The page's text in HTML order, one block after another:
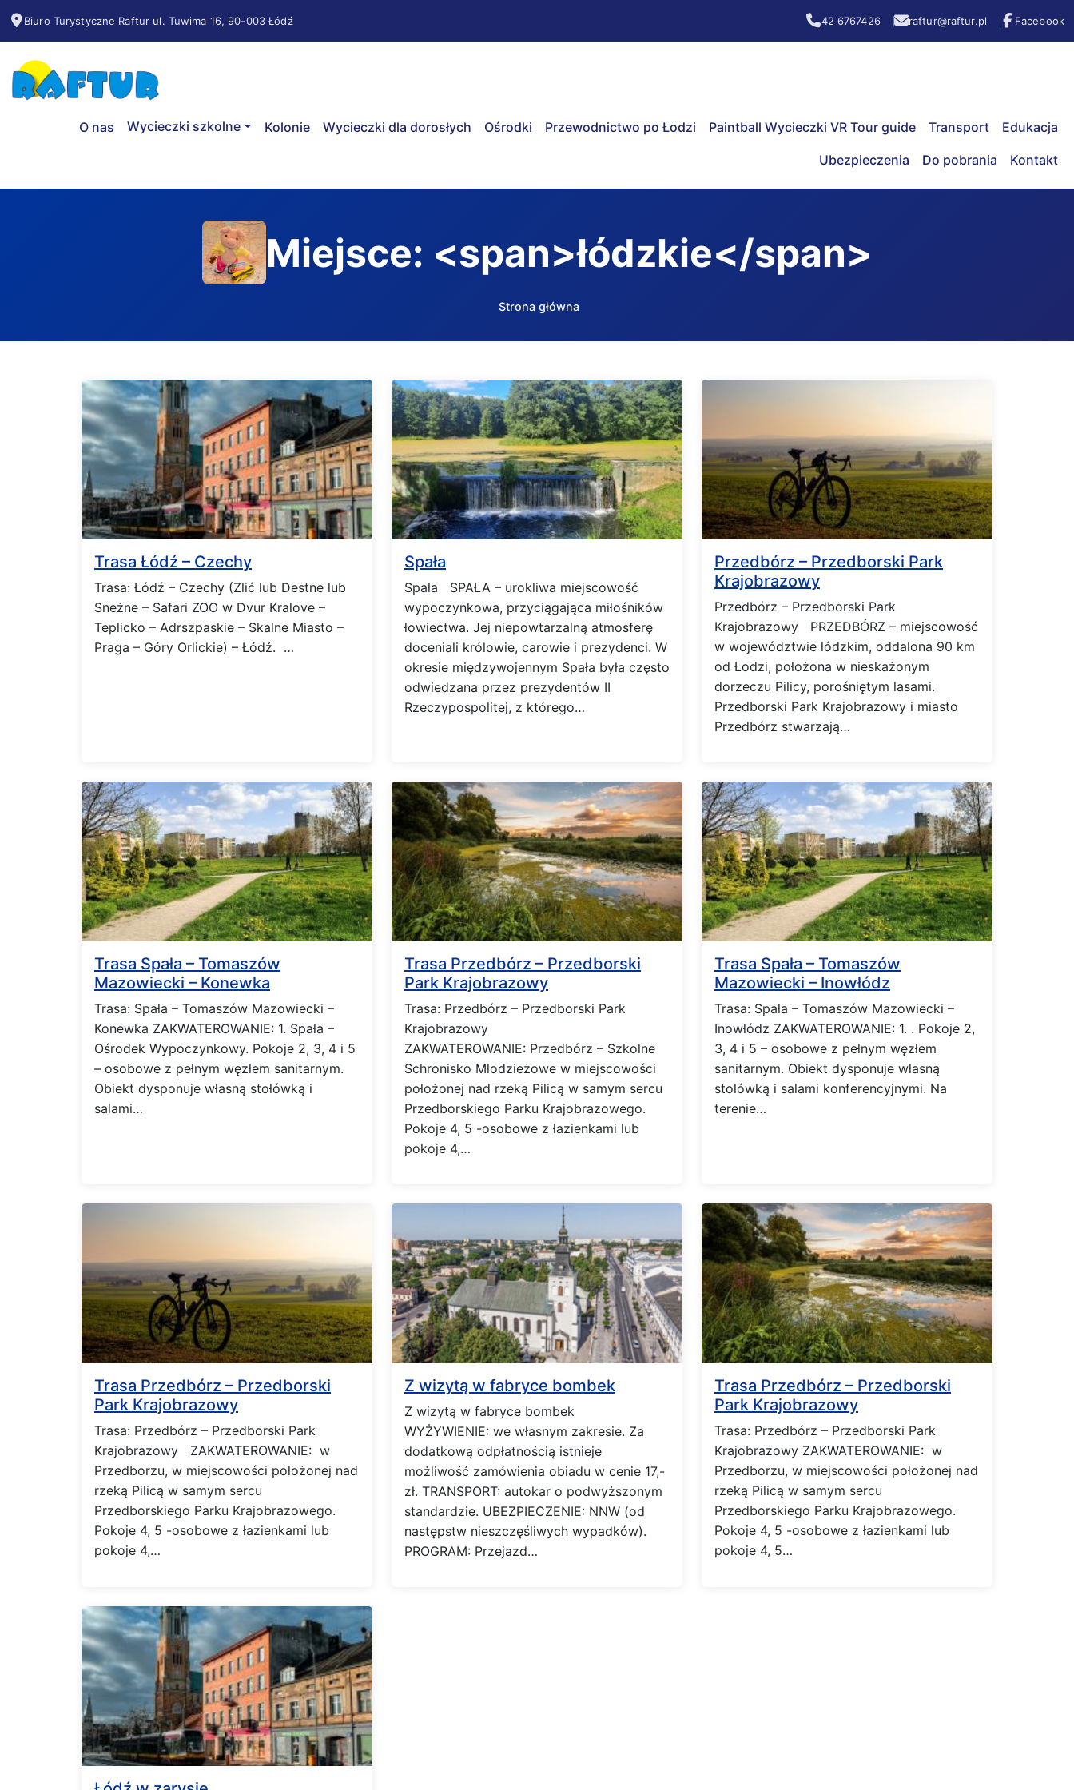
Biuro Turystyczne Raftur ul. Tuwima 16, 90-003 Łódź 42 6767426 raftur@raftur.pl Facebook
O nas Wycieczki szkolne Kolonie Wycieczki dla dorosłych Ośrodki Przewodnictwo po Łodzi Paintball Wycieczki VR Tour guide Transport Edukacja
Ubezpieczenia Do pobrania Kontakt
Miejsce: <span>łódzkie</span>
Strona główna
Trasa Łódź – Czechy
Trasa: Łódź – Czechy (Zlić lub Destne lub
Sneżne – Safari ZOO w Dvur Kralove –
Teplicko – Adrszpaskie – Skalne Miasto –
Praga – Góry Orlickie) – Łódź. …
Spała
Spała SPAŁA – urokliwa miejscowość
wypoczynkowa, przyciągająca miłośników
łowiectwa. Jej niepowtarzalną atmosferę
doceniali królowie, carowie i prezydenci. W
okresie międzywojennym Spała była często
odwiedzana przez prezydentów II
Rzeczypospolitej, z którego…
Przedbórz – Przedborski Park
Krajobrazowy
Przedbórz – Przedborski Park
Krajobrazowy PRZEDBÓRZ – miejscowość
w województwie łódzkim, oddalona 90 km
od Łodzi, położona w nieskażonym
dorzeczu Pilicy, porośniętym lasami.
Przedborski Park Krajobrazowy i miasto
Przedbórz stwarzają…
Trasa Spała – Tomaszów
Mazowiecki – Konewka
Trasa: Spała – Tomaszów Mazowiecki –
Konewka ZAKWATEROWANIE: 1. Spała –
Ośrodek Wypoczynkowy. Pokoje 2, 3, 4 i 5
– osobowe z pełnym węzłem sanitarnym.
Obiekt dysponuje własną stołówką i
salami…
Trasa Przedbórz – Przedborski
Park Krajobrazowy
Trasa: Przedbórz – Przedborski Park
Krajobrazowy
ZAKWATEROWANIE: Przedbórz – Szkolne
Schronisko Młodzieżowe w miejscowości
położonej nad rzeką Pilicą w samym sercu
Przedborskiego Parku Krajobrazowego.
Pokoje 4, 5 -osobowe z łazienkami lub
pokoje 4,…
Trasa Spała – Tomaszów
Mazowiecki – Inowłódz
Trasa: Spała – Tomaszów Mazowiecki –
Inowłódz ZAKWATEROWANIE: 1. . Pokoje 2,
3, 4 i 5 – osobowe z pełnym węzłem
sanitarnym. Obiekt dysponuje własną
stołówką i salami konferencyjnymi. Na
terenie…
Trasa Przedbórz – Przedborski
Park Krajobrazowy
Trasa: Przedbórz – Przedborski Park
Krajobrazowy ZAKWATEROWANIE: w
Przedborzu, w miejscowości położonej nad
rzeką Pilicą w samym sercu
Przedborskiego Parku Krajobrazowego.
Pokoje 4, 5 -osobowe z łazienkami lub
pokoje 4,…
Z wizytą w fabryce bombek
Z wizytą w fabryce bombek
WYŻYWIENIE: we własnym zakresie. Za
dodatkową odpłatnością istnieje
możliwość zamówienia obiadu w cenie 17,-
zł. TRANSPORT: autokar o podwyższonym
standardzie. UBEZPIECZENIE: NNW (od
następstw nieszczęśliwych wypadków).
PROGRAM: Przejazd…
Trasa Przedbórz – Przedborski
Park Krajobrazowy
Trasa: Przedbórz – Przedborski Park
Krajobrazowy ZAKWATEROWANIE: w
Przedborzu, w miejscowości położonej nad
rzeką Pilicą w samym sercu
Przedborskiego Parku Krajobrazowego.
Pokoje 4, 5 -osobowe z łazienkami lub
pokoje 4, 5…